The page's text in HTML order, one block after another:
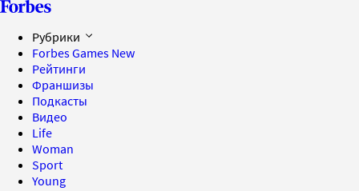
Рубрики
Forbes Games New
Рейтинги
Франшизы
Подкасты
Видео
Life
Woman
Sport
Young